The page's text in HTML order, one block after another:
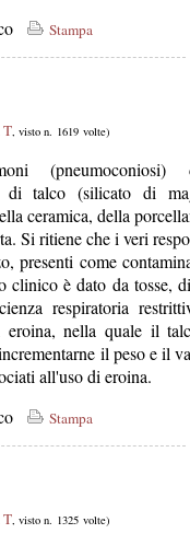
Stampa
T, visto n. 1619 volte)
(pneumoconiosi)
di talco (silicato di
ceramica, della
Si ritiene che i veri
presenti come
è dato da tosse,
respiratoria
eroina, nella quale il
il peso e il
all'uso di eroina.
Stampa
T, visto n. 1325 volte)